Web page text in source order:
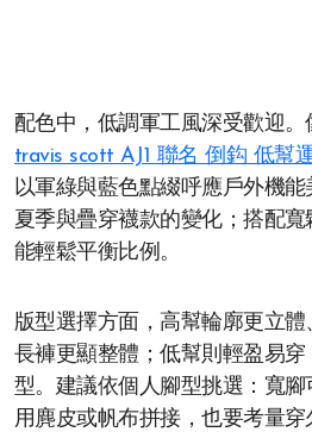
配色中，低調軍工風深受歡迎。
travis scott AJ1 聯名 倒鈎 低幫
以軍綠與藍色點綴呼應戶外機
夏季與疊穿襪款的變化；搭配寬
能輕鬆平衡比例。
版型選擇方面，高幫輪廓更立
長褲更顯整體；低幫則輕盈易
型。建議依個人腳型挑選：寬
用麂皮或帆布拼接，也要考量穿